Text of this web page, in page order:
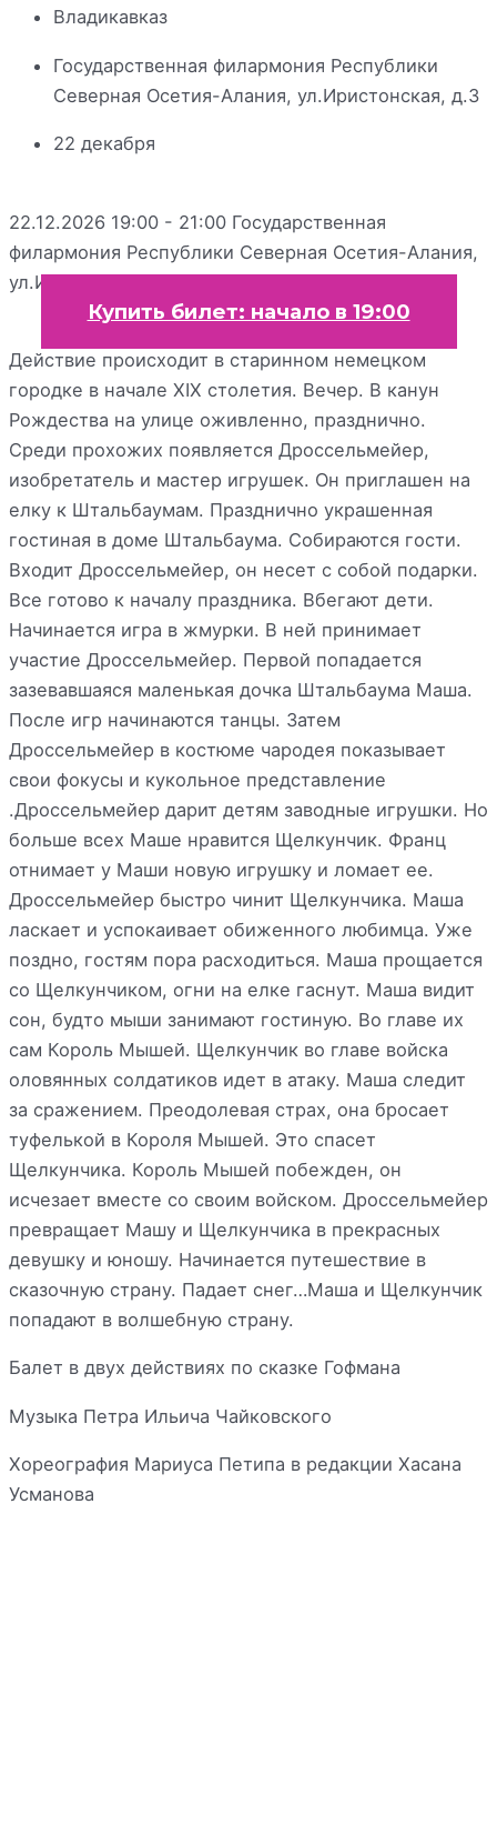
Владикавказ
Государственная филармония Республики
Ceвepнaя Осетия-Алания, ул.Иристонская, д.3
22 декабря
22.12.2026 19:00 - 21:00 Государственная
филармония Республики Ceвepнaя Осетия-Алания,
ул.Иристонская, д.3
Купить билет: начало в 19:00
Действие происходит в старинном немецком
городке в начале XIX столетия. Вечер. В канун
Рождества на улице оживленно, празднично.
Среди прохожих появляется Дроссельмейер,
изобретатель и мастер игрушек. Он приглашен на
елку к Штальбаумам. Празднично украшенная
гостиная в доме Штальбаума. Собираются гости.
Входит Дроссельмейер, он несет с собой подарки.
Все готово к началу праздника. Вбегают дети.
Начинается игра в жмурки. В ней принимает
участие Дроссельмейер. Первой попадается
зазевавшаяся маленькая дочка Штальбаума Маша.
После игр начинаются танцы. Затем
Дроссельмейер в костюме чародея показывает
свои фокусы и кукольное представление
.Дроссельмейер дарит детям заводные игрушки. Но
больше всех Маше нравится Щелкунчик. Франц
отнимает у Маши новую игрушку и ломает ее.
Дроссельмейер быстро чинит Щелкунчика. Маша
ласкает и успокаивает обиженного любимца. Уже
поздно, гостям пора расходиться. Маша прощается
со Щелкунчиком, огни на елке гаснут. Маша видит
сон, будто мыши занимают гостиную. Во главе их
сам Король Мышей. Щелкунчик во главе войска
оловянных солдатиков идет в атаку. Маша следит
за сражением. Преодолевая страх, она бросает
туфелькой в Короля Мышей. Это спасет
Щелкунчика. Король Мышей побежден, он
исчезает вместе со своим войском. Дроссельмейер
превращает Машу и Щелкунчика в прекрасных
девушку и юношу. Начинается путешествие в
сказочную страну. Падает снег…Маша и Щелкунчик
попадают в волшебную страну.
Балет в двух действиях по сказке Гофмана
Музыка Петра Ильича Чайковского
Хореография Мариуса Петипа в редакции Хасана
Усманова